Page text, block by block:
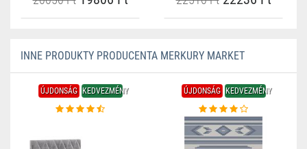
INNE PRODUKTY PRODUCENTA MERKURY MARKET
ÚJDONSÁG KEDVEZMÉNY ÚJDONSÁG KEDVEZMÉNY